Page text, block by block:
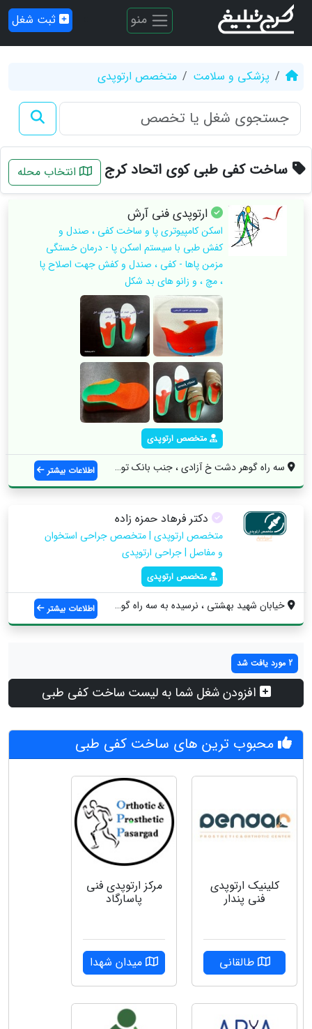
منو ثبت شغل
پزشکی و سلامت متخصص ارتوپدی
ساخت کفی طبی کوی اتحاد کرج انتخاب محله
ارتوپدی فنی آرش
اسکن کامپیوتری پا و ساخت کفی ، صندل و
کفش طبی با سیستم‌ اسکن پا - درمان خستگی
مزمن پاها - کفی ، صندل و کفش جهت اصلاح پا
، مچ ، و زانو های بد شکل
متخصص ارتوپدی
سه راه گوهر دشت خ آزادی ، جنب بانک توسعه... اطلاعات بیشتر
دکتر فرهاد حمزه زاده
متخصص ارتوپدی | متخصص جراحی استخوان
و مفاصل | جراحی ارتوپدی
متخصص ارتوپدی
خیابان شهید بهشتی ، نرسیده به سه راه گوه... اطلاعات بیشتر
2 مورد یافت شد
افزودن شغل شما به لیست ساخت کفی طبی
محبوب ترین های ساخت کفی طبی
کلینیک ارتوپدی
فنی پندار
طالقانی
مرکز ارتوپدی فنی
پاسارگاد
میدان شهدا